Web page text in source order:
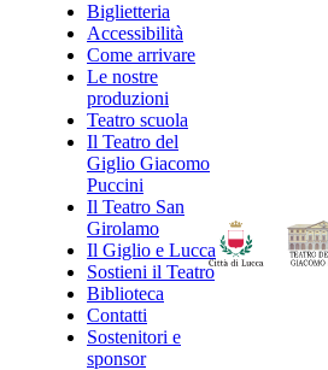
Biglietteria
Accessibilità
Come arrivare
Le nostre
produzioni
Teatro scuola
Il Teatro del
Giglio Giacomo
Puccini
Il Teatro San
Girolamo
Il Giglio e Lucca
Sostieni il Teatro
Biblioteca
Contatti
Sostenitori e
sponsor